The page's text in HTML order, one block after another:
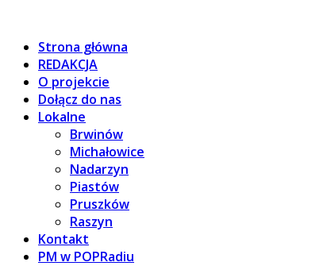
Strona główna
REDAKCJA
O projekcie
Dołącz do nas
Lokalne
Brwinów
Michałowice
Nadarzyn
Piastów
Pruszków
Raszyn
Kontakt
PM w POPRadiu